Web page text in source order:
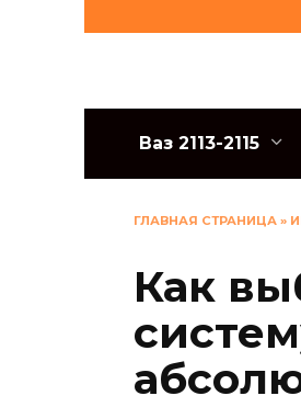
Ваз 2113-2115
ГЛАВНАЯ СТРАНИЦА »
Как